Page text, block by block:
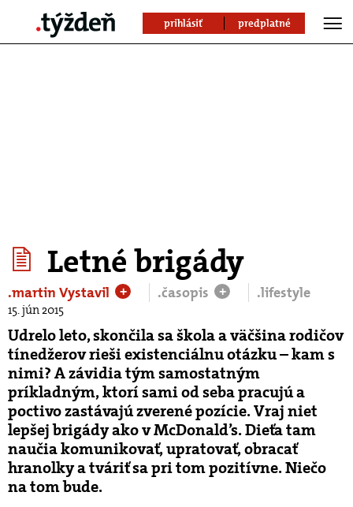
prihlásiť predplatné
Letné brigády
.martin Vystavil + .časopis + .lifestyle
15. jún 2015
Udrelo leto, skončila sa škola a väčšina rodičov
tínedžerov rieši existenciálnu otázku – kam s
nimi? A závidia tým samostatným
príkladným, ktorí sami od seba pracujú a
poctivo zastávajú zverené pozície. Vraj niet
lepšej brigády ako v McDonald’s. Dieťa tam
naučia komunikovať, upratovať, obracať
hranolky a tváriť sa pri tom pozitívne. Niečo
na tom bude.